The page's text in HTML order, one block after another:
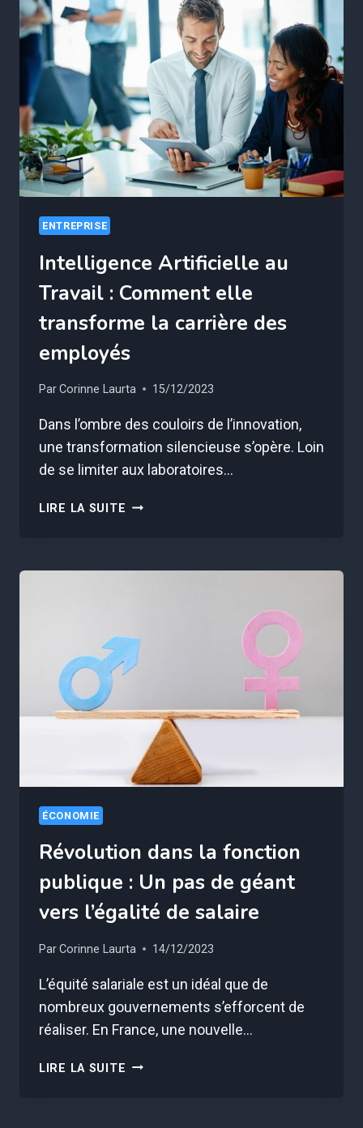
RÔLE
DISRUPTIF
DES
START-
DANS
LES
AFFAIRES
ENTREPRISE
Intelligence Artificielle au
Travail : Comment elle
transforme la carrière des
employés
ParCorinne Laurta 15/12/2023
Dans l’ombre des couloirs de l’innovation,
une transformation silencieuse s’opère. Loin
de se limiter aux laboratoires…
LIRE LA SUITE INTELLIGENCE
TRANSFORME
LA
CARRIÈRE
EMPLOYÉS
ÉCONOMIE
Révolution dans la fonction
publique : Un pas de géant
vers l’égalité de salaire
ParCorinne Laurta 14/12/2023
L’équité salariale est un idéal que de
nombreux gouvernements s’efforcent de
réaliser. En France, une nouvelle…
LIRE LA SUITE RÉVOLUTION